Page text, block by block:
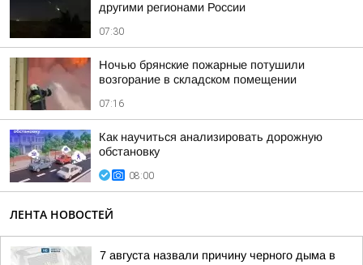
другими регионами России
07:30
Ночью брянские пожарные потушили
возгорание в складском помещении
07:16
Как научиться анализировать дорожную
обстановку
08:00
ЛЕНТА НОВОСТЕЙ
7 августа назвали причину черного дыма в